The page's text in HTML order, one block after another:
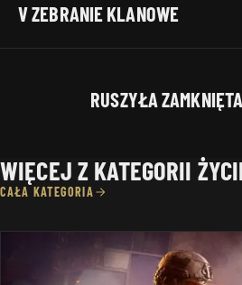
V ZEBRANIE KLANOWE
RUSZYŁA
WIĘCEJ Z KATEGORII
CAŁA KATEGORIA